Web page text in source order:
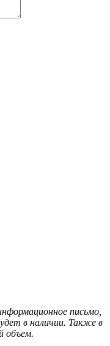
письмо,
в наличии. Также в
объем.